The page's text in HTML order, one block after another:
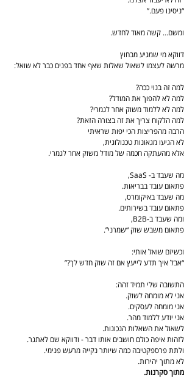
“ניסינו פעם.”
ומשם… קשה מאוד לחדש.
דווקא מי שמגיע מבחוץ
מרשה לעצמו לשאול שאלות שאף אחד בפנים כבר לא שואל:
למה זה בנוי ככה?
למה לא להפוך את המודל?
למה לא ללמוד משוק אחר לגמרי?
למה הלקוח צריך את זה בצורה הזאת?
הרבה מהפריצות הכי יפות שראיתי
לא הגיעו מגאונות טכנולוגית,
אלא מהעתקה חכמה של מודל משוק אחר לגמרי.
מה שעבד ב- SaaS,
פתאום עובד בבריאות.
מה שעבד באיקומרס,
פתאום עובד בשירותים.
ומה שעבד ב-B2B,
פתאום משבש שוק “שמרני”.
וכשיזם שואל אותי:
“אבל איך תדע לייעץ אם זה שוק חדש לך?”
התשובה שלי תמיד זהה:
אני לא מומחה לשוק.
אני מומחה לעסקים.
אני יודע ללמוד מהר.
לשאול את השאלות הנכונות.
לזהות איפה כולם חושבים אותו דבר - ודווקא שם לאתגר.
ולתת פרספקטיבה כמה שיותר נקייה מרעש פנימי.
לא מתוך יהירות.
מתוך סקרנות.